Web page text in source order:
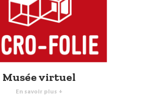
Musée virtuel
En savoir plus +